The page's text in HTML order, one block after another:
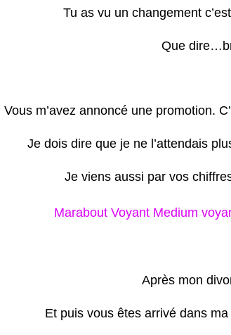
Tu as vu un changement
Que
Vous m’avez annoncé une promotion.
Je dois dire que je ne l’attendais
Je viens aussi par vos
Marabout Voyant Medium
Après mon
Et puis vous êtes arrivé dans